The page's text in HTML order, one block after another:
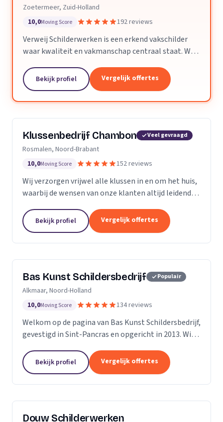
Zoetermeer, Zuid-Holland
10,0Moving Score 192 reviews
Verweij Schilderwerken is een erkend vakschilder
waar kwaliteit en vakmanschap centraal staat. Wij
opgeleverde werk.
Bekijk profiel Vergelijk offertes
Klussenbedrijf Chambon Veel gevraagd
Rosmalen, Noord-Brabant
10,0Moving Score 152 reviews
Wij verzorgen vrijwel alle klussen in en om het huis,
waarbij de wensen van onze klanten altijd leidend
afspraak. Dankzij ons vakmanschap en direct...
Bekijk profiel Vergelijk offertes
Bas Kunst Schildersbedrijf Populair
Alkmaar, Noord-Holland
10,0Moving Score 134 reviews
Welkom op de pagina van Bas Kunst Schildersbedrijf,
gevestigd in Sint-Pancras en opgericht in 2013. Wij
ook regelmatig leerlingen op. Met...
Bekijk profiel Vergelijk offertes
Douw Schilderwerken